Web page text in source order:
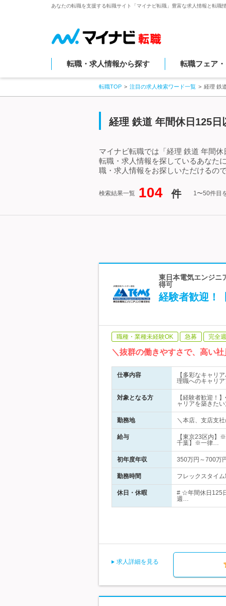
あなたの転職を支援する転職サイト「マイナビ転職」豊富な求人情報と転職
転職・求人情報から探す 転職フェア
転職TOP 注目の求人検索ワード一覧 経理 鉄
経理 鉄道 年間休日125日
マイナビ転職では「経理 鉄道 年間
転職・求人情報を探しているあなた
職・求人情報をお探しいただけるの
検索結果一覧 104 件 1〜50件目
東日本電気エンジニ
得可
経験者歓迎！
職種・業種未経験OK 急募 完全
＼抜群の働きやすさで、高い
仕事内容
【多彩なキャリ
理職へのキャリ
対象となる方
【経験者歓迎！
ャリアを築きた
勤務地 ＼本店、支店支
給与
【東京23区内】
千葉】※一律…
初年度年収 350万円～700万
勤務時間 フレックスタイ
休日・休暇
# ☆年間休日125
週…
求人詳細を見る